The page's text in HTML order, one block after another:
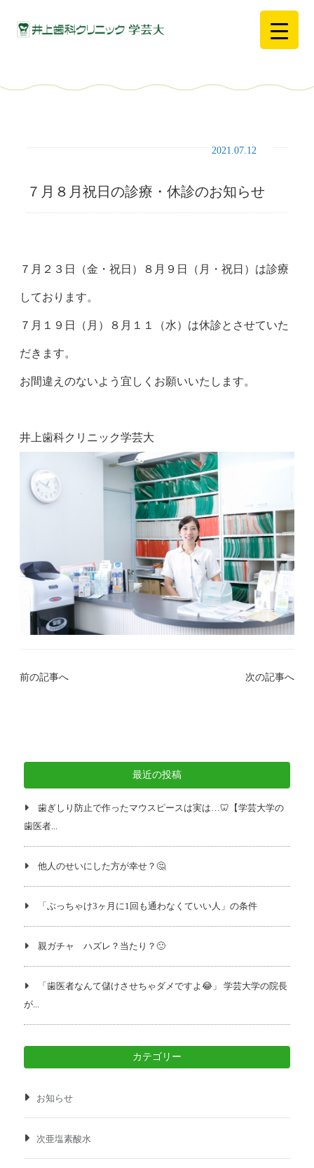
2021.07.12
７月８月祝日の診療・休診のお知らせ
７月２３日（金・祝日）８月９日（月・祝日）は診療
しております。
７月１９日（月）８月１１（水）は休診とさせていた
だきます。
お間違えのないよう宜しくお願いいたします。
井上歯科クリニック学芸大
前の記事へ 次の記事へ
最近の投稿
歯ぎしり防止で作ったマウスピースは実は…🦷【学芸大学の
歯医者...
他人のせいにした方が幸せ？🤔
「ぶっちゃけ3ヶ月に1回も通わなくていい人」の条件
親ガチャ ハズレ？当たり？🙂
「歯医者なんて儲けさせちゃダメですよ😂」 学芸大学の院長
が...
カテゴリー
お知らせ
次亜塩素酸水